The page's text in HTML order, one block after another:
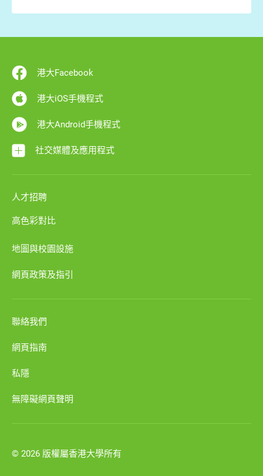
港大Facebook
港大iOS手機程式
港大Android手機程式
社交媒體及應用程式
人才招聘
高色彩對比
地圖與校園設施
網頁政策及指引
聯絡我們
網頁指南
私隱
無障礙網頁聲明
© 2026 版權屬香港大學所有